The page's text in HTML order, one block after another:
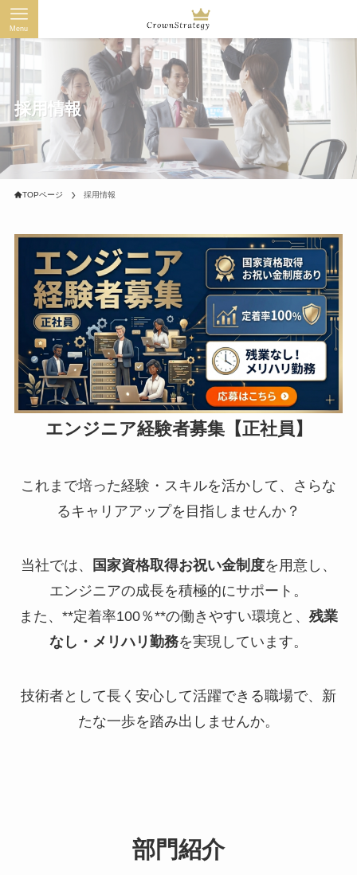
Menu
採用情報
TOPページ 採用情報
エンジニア経験者募集【正社員】
これまで培った経験・スキルを活かして、さらな
るキャリアアップを目指しませんか？
当社では、 国家資格取得お祝い金制度を用意し、
エンジニアの成長を積極的にサポート。
また、**定着率100％**の働きやすい環境と、 残業
なし・メリハリ勤務を実現しています。
技術者として長く安心して活躍できる職場で、新
たな一歩を踏み出しませんか。
部門紹介